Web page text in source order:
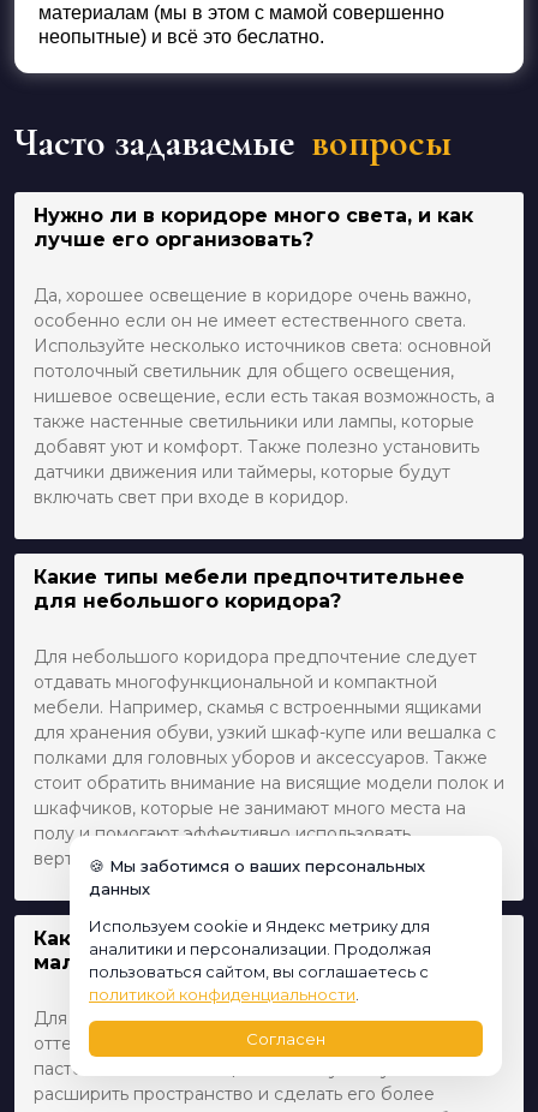
материалам (мы в этом с мамой совершенно
неопытные) и всё это беслатно.
Часто задаваемые вопросы
Нужно ли в коридоре много света, и как
лучше его организовать?
Да, хорошее освещение в коридоре очень важно,
особенно если он не имеет естественного света.
Используйте несколько источников света: основной
потолочный светильник для общего освещения,
нишевое освещение, если есть такая возможность, а
также настенные светильники или лампы, которые
добавят уют и комфорт. Также полезно установить
датчики движения или таймеры, которые будут
включать свет при входе в коридор.
Какие типы мебели предпочтительнее
для небольшого коридора?
Для небольшого коридора предпочтение следует
отдавать многофункциональной и компактной
мебели. Например, скамья с встроенными ящиками
для хранения обуви, узкий шкаф-купе или вешалка с
полками для головных уборов и аксессуаров. Также
стоит обратить внимание на висящие модели полок и
шкафчиков, которые не занимают много места на
полу и помогают эффективно использовать
вертикальное пространство.
Какие цвета лучше всего подойдут для
маленького коридора?
Для маленького коридора лучше выбирать светлые
оттенки, такие как бежевый, светло-серый или
пастельные тона. Эти цвета помогут визуально
расширить пространство и сделать его более
🍪 Мы заботимся о ваших персональных
данных
Используем cookie и Яндекс метрику для
аналитики и персонализации. Продолжая
пользоваться сайтом, вы соглашаетесь с
политикой конфиденциальности
Согласен